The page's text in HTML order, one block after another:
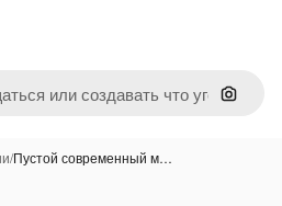
Поиск
/Пустой современный м…